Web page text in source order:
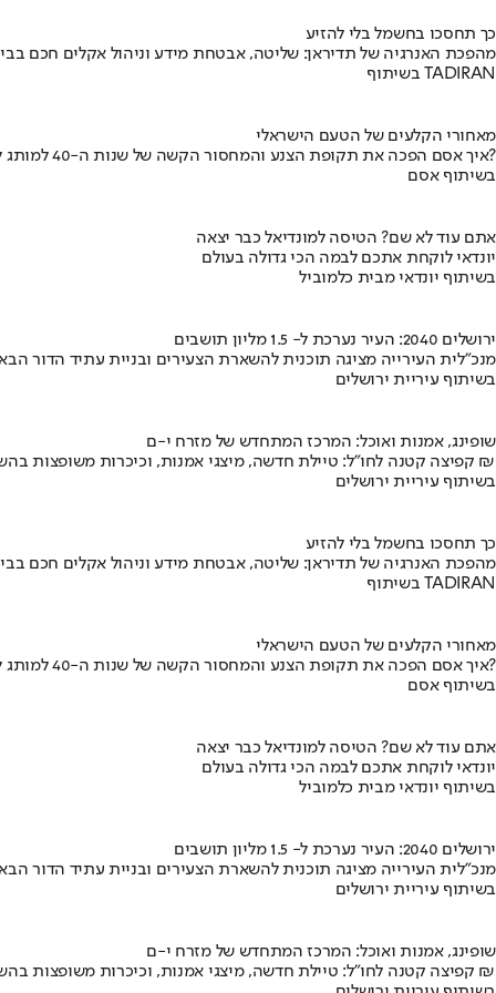
כך תחסכו בחשמל בלי להזיע
מהפכת האנרגיה של תדיראן: שליטה, אבטחת מידע וניהול אקלים חכם
בשיתוף TADIRAN
מאחורי הקלעים של הטעם הישראלי
איך אסם הפכה את תקופת הצנע והמחסור הקשה של שנות ה-40 למותג לאומי?
בשיתוף אסם
אתם עוד לא שם? הטיסה למונדיאל כבר יצאה
יונדאי לוקחת אתכם לבמה הכי גדולה בעולם
בשיתוף יונדאי מבית כלמוביל
ירושלים 2040: העיר נערכת ל- 1.5 מליון תושבים
מנכ"לית העירייה מציגה תוכנית להשארת הצעירים ובניית עתיד הדור
בשיתוף עיריית ירושלים
שופינג, אמנות ואוכל: המרכז המתחדש של מזרח י-ם
קפיצה קטנה לחו"ל: טיילת חדשה, מיצגי אמנות, וכיכרות משופצות בהשקעה של 100 מיליון ₪
בשיתוף עיריית ירושלים
כך תחסכו בחשמל בלי להזיע
מהפכת האנרגיה של תדיראן: שליטה, אבטחת מידע וניהול אקלים חכם
בשיתוף TADIRAN
מאחורי הקלעים של הטעם הישראלי
איך אסם הפכה את תקופת הצנע והמחסור הקשה של שנות ה-40 למותג לאומי?
בשיתוף אסם
אתם עוד לא שם? הטיסה למונדיאל כבר יצאה
יונדאי לוקחת אתכם לבמה הכי גדולה בעולם
בשיתוף יונדאי מבית כלמוביל
ירושלים 2040: העיר נערכת ל- 1.5 מליון תושבים
מנכ"לית העירייה מציגה תוכנית להשארת הצעירים ובניית עתיד הדור
בשיתוף עיריית ירושלים
שופינג, אמנות ואוכל: המרכז המתחדש של מזרח י-ם
קפיצה קטנה לחו"ל: טיילת חדשה, מיצגי אמנות, וכיכרות משופצות בהשקעה של 100 מיליון ₪